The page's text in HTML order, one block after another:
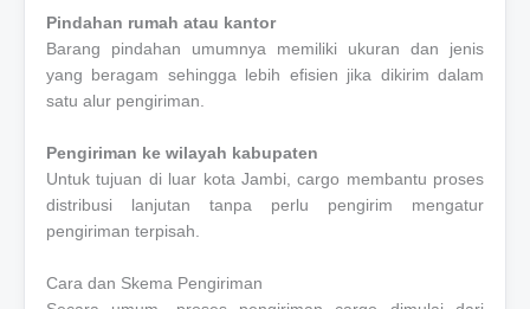
Pindahan rumah atau kantor
Barang pindahan umumnya memiliki ukuran dan jenis
yang beragam sehingga lebih efisien jika dikirim dalam
satu alur pengiriman.
Pengiriman ke wilayah kabupaten
Untuk tujuan di luar kota Jambi, cargo membantu proses
distribusi lanjutan tanpa perlu pengirim mengatur
pengiriman terpisah.
Cara dan Skema Pengiriman